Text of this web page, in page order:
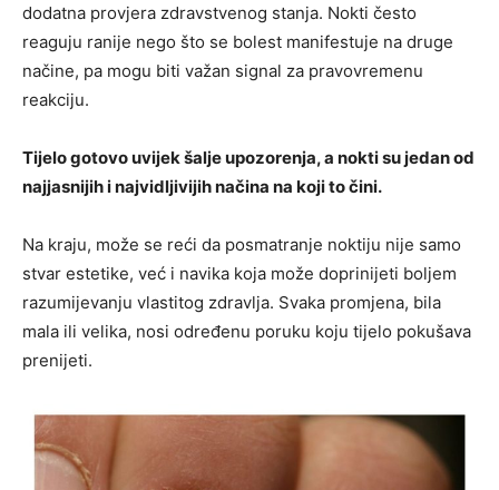
dodatna provjera zdravstvenog stanja. Nokti često
reaguju ranije nego što se bolest manifestuje na druge
načine, pa mogu biti važan signal za pravovremenu
reakciju.
Tijelo gotovo uvijek šalje upozorenja, a nokti su jedan od
najjasnijih i najvidljivijih načina na koji to čini.
Na kraju, može se reći da posmatranje noktiju nije samo
stvar estetike, već i navika koja može doprinijeti boljem
razumijevanju vlastitog zdravlja. Svaka promjena, bila
mala ili velika, nosi određenu poruku koju tijelo pokušava
prenijeti.